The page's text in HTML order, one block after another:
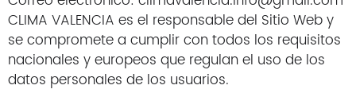
CLIMA VALENCIA es el responsable del Sitio Web y
se compromete a cumplir con todos los requisitos
nacionales y europeos que regulan el uso de los
datos personales de los usuarios.